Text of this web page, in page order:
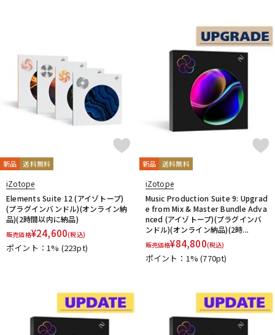
楽器アクセサリ
中古 ヴィンテージ
新品 送料無料
iZotope
Elements Suite 12 (アイゾトープ)
(プラグインバンドル)(オンライン納
品)(2時間以内に納品)
販売価格¥24,600(税込)
ポイント：1% (223pt)
新品 送料無料
iZotope
Music Production Suite 9: Upgrad
e from Mix & Master Bundle Adva
nced (アイゾトープ)(プラグインバ
ンドル)(オンライン納品)(2時...
販売価格¥84,800(税込)
ポイント：1%(770pt)